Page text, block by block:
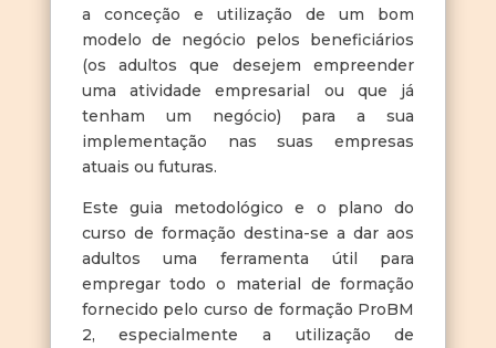
a conceção e utilização de um bom
modelo de negócio pelos beneficiários
(os adultos que desejem empreender
uma atividade empresarial ou que já
tenham um negócio) para a sua
implementação nas suas empresas
atuais ou futuras.
Este guia metodológico e o plano do
curso de formação destina-se a dar aos
adultos uma ferramenta útil para
empregar todo o material de formação
fornecido pelo curso de formação ProBM
2, especialmente a utilização de